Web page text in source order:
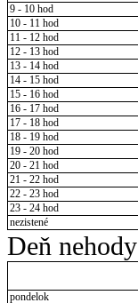
9 - 10 hod
10 - 11 hod
11 - 12 hod
12 - 13 hod
13 - 14 hod
14 - 15 hod
15 - 16 hod
16 - 17 hod
17 - 18 hod
18 - 19 hod
19 - 20 hod
20 - 21 hod
21 - 22 hod
22 - 23 hod
23 - 24 hod
nezistené
Deň nehody
pondelok